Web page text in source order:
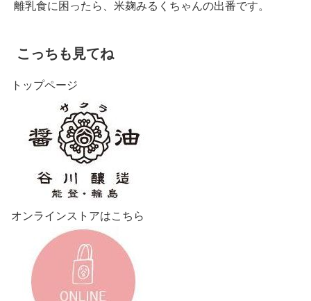
離乳食に困ったら、米麹みるくちゃんの出番です。
こっちも見てね
トップページ
オンラインストアはこちら